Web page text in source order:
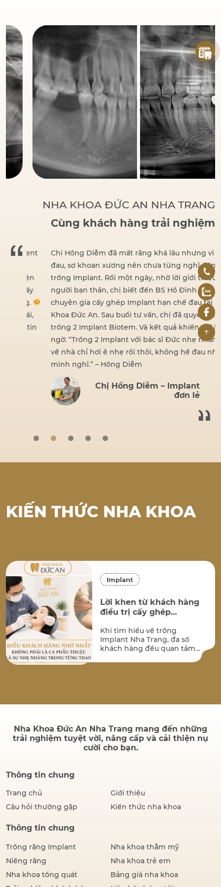
Đức tập trung vào các
phương pháp điều trị
dựa trên khoa học và
thực tiễn, đảm bảo
răng vững chắc, thẩm
mỹ và sử dụng lâu dài.
NHA KHOA ĐỨC AN NHA TRANG
Cùng khách hàng trải nghiệm
Chị Hồng Diễm đã mất răng khá lâu nhưng vì sợ
đau, sợ khoan xương nên chưa từng nghĩ đến việc
trồng Implant. Rồi một ngày, nhờ lời giới thiệu của
người bạn thân, chị biết đến BS Hồ Đình Đức –
chuyên gia cấy ghép Implant hạn chế đau tại Nha
Khoa Đức An. Sau buổi tư vấn, chị đã quyết định
trồng 2 Implant Biotem. Và kết quả khiến chị bất
ngờ: “Trồng 2 Implant với bác sĩ Đức nhẹ nhàng lắm,
về nhà chỉ hơi ê nhẹ rồi thôi, không hề đau như
mình nghĩ.” – Hồng Diễm
Chị Hồng Diễm – Implant
đơn lẻ
KIẾN THỨC NHA KHOA
Implant
Lời khen từ khách hàng
điều trị cấy ghép
Đức An Nha Trang
Khi tìm hiểu về trồng
Implant Nha Trang, đa số
khách hàng đều quan tâm
đến hai vấn đề lớn nhất: kết
Nha Khoa Đức An Nha Trang mang đến những
trải nghiệm tuyệt vời, nâng cấp và cải thiện nụ
cười cho bạn.
Thông tin chung
Trang chủ
Giới thiệu
Câu hỏi thường gặp
Kiến thức nha khoa
Thông tin chung
Trồng răng Implant
Nha khoa thẫm mỹ
Niềng răng
Nha khoa trẻ em
Nha khoa tổng quát
Bảng giá nha khoa